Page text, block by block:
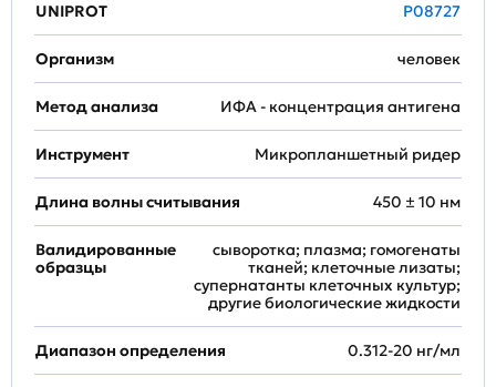
UNIPROT P08727
Организм человек
Метод анализа ИФА - концентрация антигена
Инструмент Микропланшетный ридер
Длина волны считывания 450 ± 10 нм
Валидированные
образцы
сыворотка; плазма; гомогенаты
тканей; клеточные лизаты;
супернатанты клеточных культур;
другие биологические жидкости
Диапазон определения 0.312-20 нг/мл